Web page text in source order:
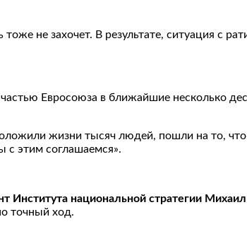
не захочет. В результате, ситуация с
Евросоюза в ближайшие несколько
жизни тысяч людей, пошли на то, что
с этим соглашаемся».
Института национальной стратегии
точный ход.